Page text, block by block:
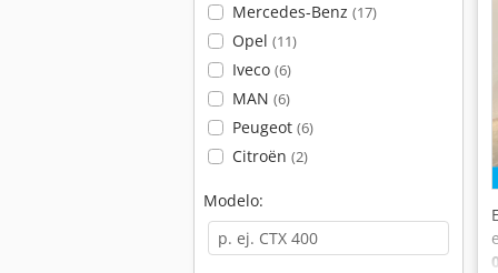
Mercedes-Benz (17)
Opel (11)
Iveco (6)
MAN (6)
Peugeot (6)
Citroën (2)
Modelo: